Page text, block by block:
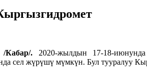
/Кабар/. 2020-жылдын 17-18-
сел жүрүшү мүмкүн. Бул тууралуу